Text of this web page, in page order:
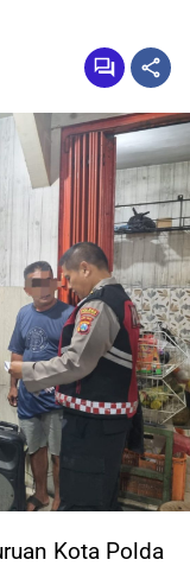
Kota Polda